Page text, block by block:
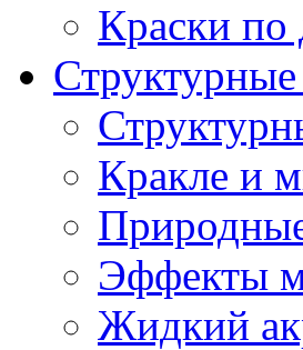
Краски по
Кракле и
Эффекты
Жидкий